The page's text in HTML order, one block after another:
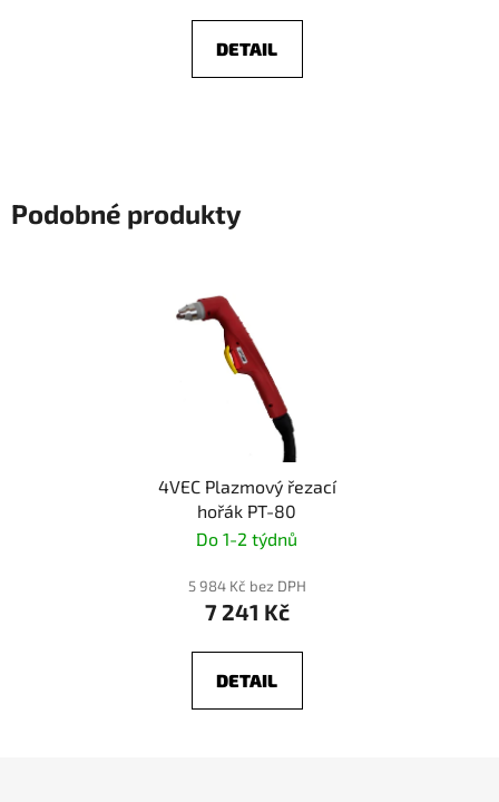
DETAIL
Podobné produkty
4VEC Plazmový řezací
hořák PT-80
Do 1-2 týdnů
5 984 Kč bez DPH
7 241 Kč
DETAIL